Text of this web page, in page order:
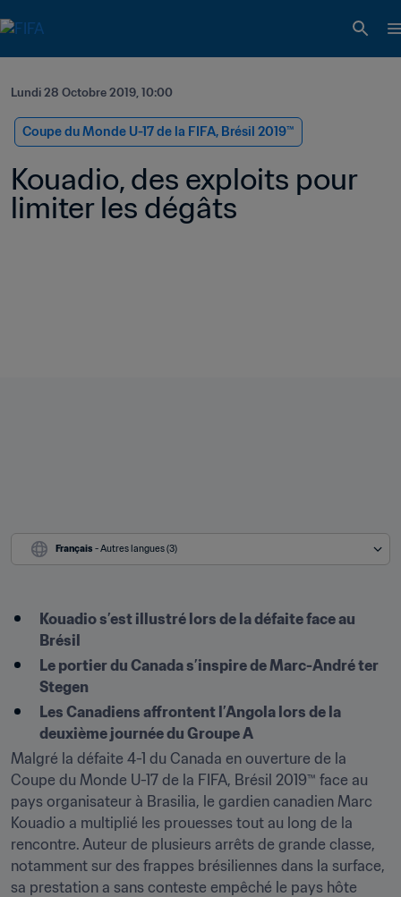
Lundi 28 Octobre 2019, 10:00
Coupe du Monde U-17 de la FIFA, Brésil 2019™
Kouadio, des exploits pour
limiter les dégâts
Français - Autres langues (3)
Kouadio s’est illustré lors de la défaite face au
Brésil
Le portier du Canada s’inspire de Marc-André ter
Stegen
Les Canadiens affrontent l’Angola lors de la
deuxième journée du Groupe A
Malgré la défaite 4-1 du Canada en ouverture de la
Coupe du Monde U-17 de la FIFA, Brésil 2019™ face au
pays organisateur à Brasilia, le gardien canadien Marc
Kouadio a multiplié les prouesses tout au long de la
rencontre. Auteur de plusieurs arrêts de grande classe,
notamment sur des frappes brésiliennes dans la surface,
sa prestation a sans conteste empêché le pays hôte